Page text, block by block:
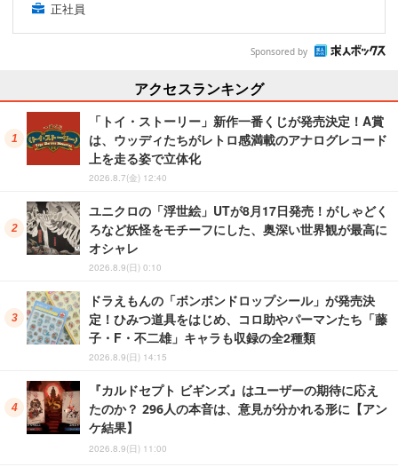
正社員
Sponsored by
アクセスランキング
「トイ・ストーリー」新作一番くじが発売決定！A賞
は、ウッディたちがレトロ感満載のアナログレコード
上を走る姿で立体化
2026.8.7(金) 12:40
ユニクロの「浮世絵」UTが8月17日発売！がしゃどく
ろなど妖怪をモチーフにした、奥深い世界観が最高に
オシャレ
2026.8.9(日) 0:10
ドラえもんの「ボンボンドロップシール」が発売決
定！ひみつ道具をはじめ、コロ助やパーマンたち「藤
子・F・不二雄」キャラも収録の全2種類
2026.8.9(日) 14:15
『カルドセプト ビギンズ』はユーザーの期待に応え
たのか？ 296人の本音は、意見が分かれる形に【アン
ケ結果】
2026.8.9(日) 11:00